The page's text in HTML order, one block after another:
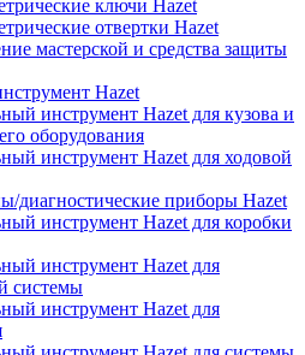
ключи Hazet
отвертки Hazet
мастерской и средства защиты
Hazet
инструмент Hazet для кузова и
оборудования
инструмент Hazet для ходовой
диагностические приборы Hazet
инструмент Hazet для коробки
инструмент Hazet для
системы
инструмент Hazet для